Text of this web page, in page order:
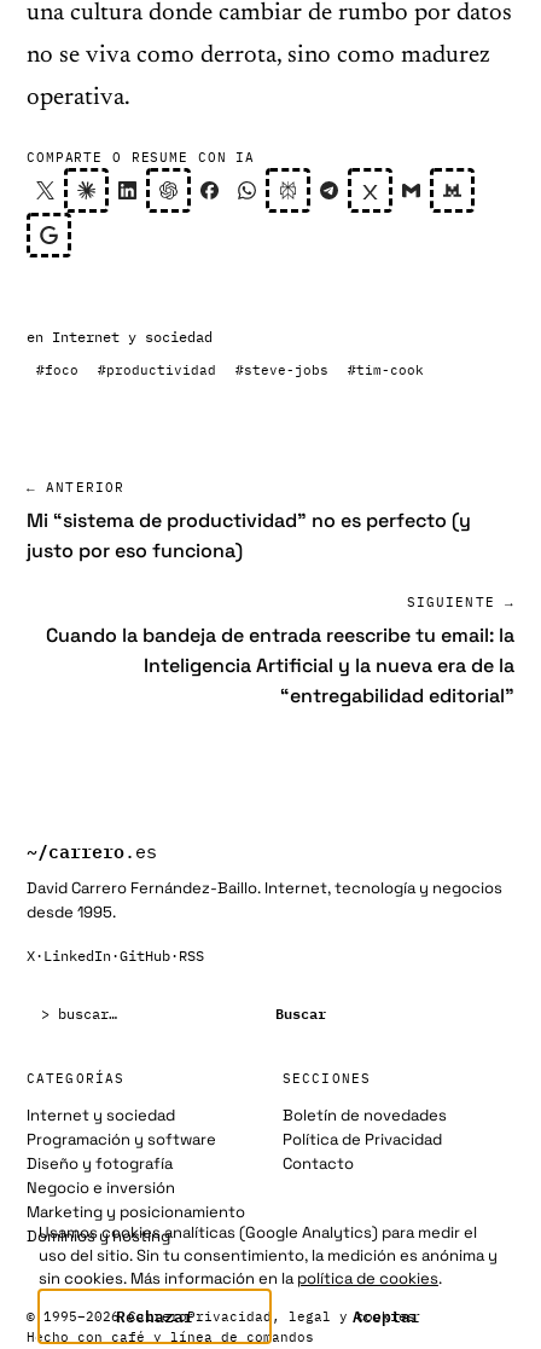
una cultura donde cambiar de rumbo por datos
no se viva como derrota, sino como madurez
operativa.
COMPARTE O RESUME CON IA
en Internet y sociedad
#foco #productividad #steve-jobs #tim-cook
← ANTERIOR
Mi “sistema de productividad” no es perfecto (y
justo por eso funciona)
SIGUIENTE →
Cuando la bandeja de entrada reescribe tu email: la
Inteligencia Artificial y la nueva era de la
“entregabilidad editorial”
~/carrero.es
David Carrero Fernández-Baillo. Internet, tecnología y negocios
desde 1995.
X· LinkedIn·GitHub· RSS
Buscar
CATEGORÍAS
Internet y sociedad
Programación y software
Diseño y fotografía
Negocio e inversión
Marketing y posicionamiento
Dominios y hosting
SECCIONES
Boletín de novedades
Política de Privacidad
Contacto
© 1995–2026 CarreroPrivacidad, legal y cookies
Hecho con café y línea de comandos
Usamos cookies analíticas (Google Analytics) para medir el
uso del sitio. Sin tu consentimiento, la medición es anónima y
sin cookies. Más información en lapolítica de cookies.
Rechazar Aceptar